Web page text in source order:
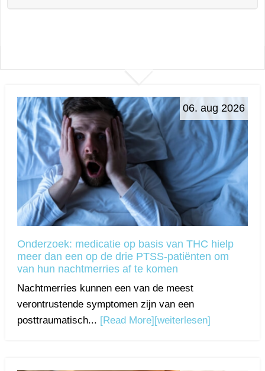
06. aug 2026
Onderzoek: medicatie op basis van THC hielp
meer dan een op de drie PTSS-patiënten om
van hun nachtmerries af te komen
Nachtmerries kunnen een van de meest
verontrustende symptomen zijn van een
posttraumatisch... [Read More][weiterlesen]